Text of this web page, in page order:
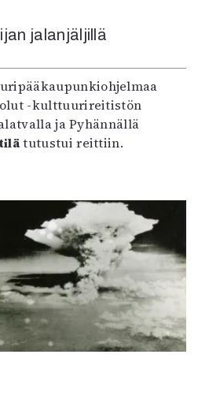
jalanjäljillä
-kulttuurireitistön
ja Pyhännällä
tutustui reittiin.